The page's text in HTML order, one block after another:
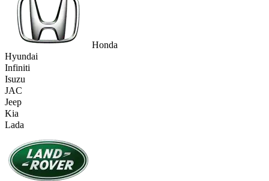
Honda
Hyundai
Infiniti
Isuzu
JAC
Jeep
Kia
Lada